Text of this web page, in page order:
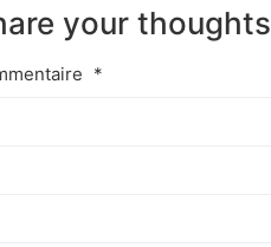
your thoughts
*